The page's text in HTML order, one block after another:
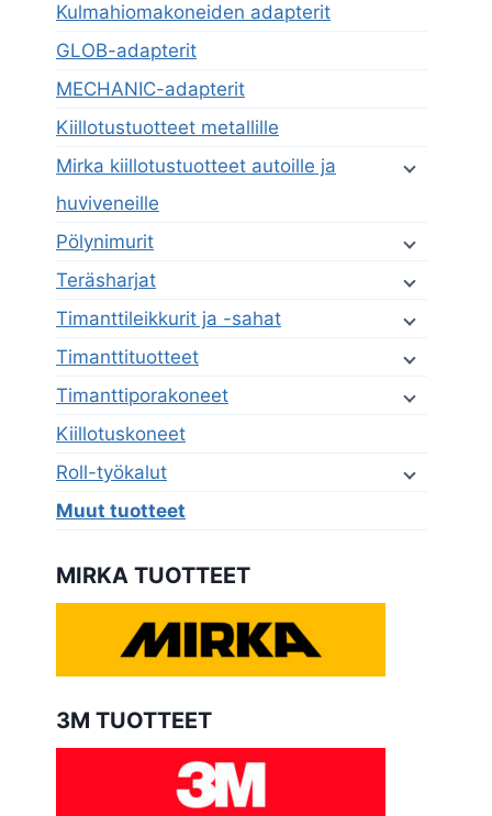
Kulmahiomakoneiden adapterit
GLOB-adapterit
MECHANIC-adapterit
Kiillotustuotteet metallille
Mirka kiillotustuotteet autoille ja
huviveneille
Pölynimurit
Teräsharjat
Timanttileikkurit ja -sahat
Timanttituotteet
Timanttiporakoneet
Kiillotuskoneet
Roll-työkalut
Muut tuotteet
MIRKA TUOTTEET
3M TUOTTEET